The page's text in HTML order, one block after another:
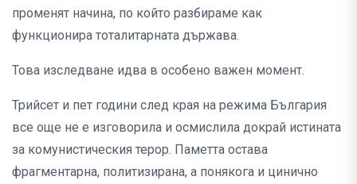
променят начина, по който разбираме как
функционира тоталитарната държава.
Това изследване идва в особено важен момент.
Трийсет и пет години след края на режима България
все още не е изговорила и осмислила докрай истината
за комунистическия терор. Паметта остава
фрагментарна, политизирана, а понякога и цинично